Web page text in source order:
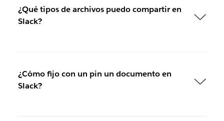
¿Qué tipos de archivos puedo compartir en
Slack?
¿Cómo fijo con un pin un documento en
Slack?